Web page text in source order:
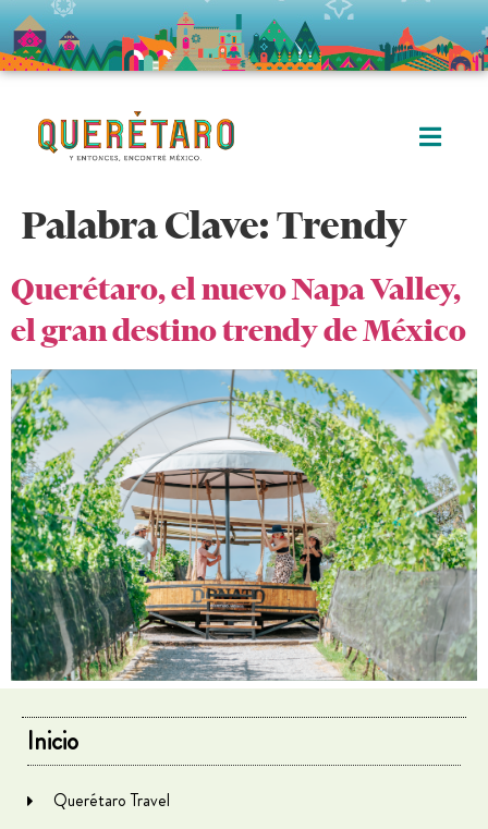
Palabra Clave:Trendy
Querétaro, el nuevo Napa Valley,
el gran destino trendy de México
Inicio
Querétaro Travel